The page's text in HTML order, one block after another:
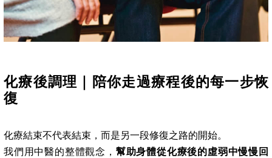
化療後調理｜陪你走過療程後的每一步恢
復
化療結束不代表結束，而是另一段修復之路的開始。
我們用中醫的整體觀念， 幫助身體從化療後的虛弱中慢慢回